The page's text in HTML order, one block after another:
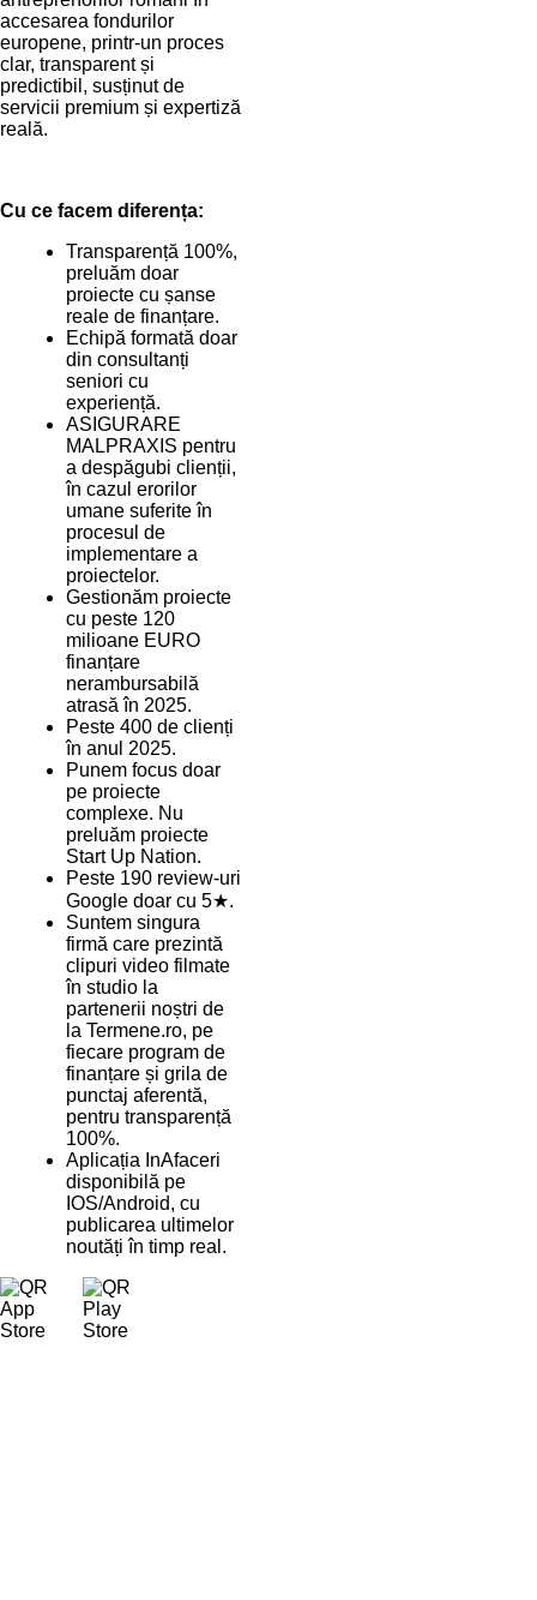
accesarea fondurilor
europene, printr-un proces
clar, transparent și
predictibil, susținut de
servicii premium și expertiză
reală.
Cu ce facem diferența:
Transparență 100%,
preluăm doar
proiecte cu șanse
reale de finanțare.
Echipă formată doar
din consultanți
seniori cu
experiență.
ASIGURARE
MALPRAXIS pentru
a despăgubi clienții,
în cazul erorilor
umane suferite în
procesul de
implementare a
proiectelor.
Gestionăm proiecte
cu peste 120
milioane EURO
finanțare
nerambursabilă
atrasă în 2025.
Peste 400 de clienți
în anul 2025.
Punem focus doar
pe proiecte
complexe. Nu
preluăm proiecte
Start Up Nation.
Peste 190 review-uri
Google doar cu 5★.
Suntem singura
firmă care prezintă
clipuri video filmate
în studio la
partenerii noștri de
la Termene.ro, pe
fiecare program de
finanțare și grila de
punctaj aferentă,
pentru transparență
100%.
Aplicația InAfaceri
disponibilă pe
IOS/Android, cu
publicarea ultimelor
noutăți în timp real.